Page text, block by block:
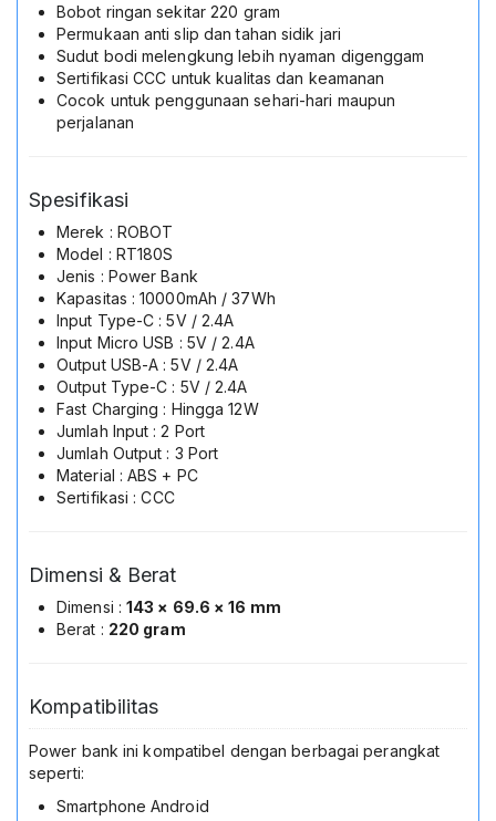
Bobot ringan sekitar 220 gram
Permukaan anti slip dan tahan sidik jari
Sudut bodi melengkung lebih nyaman digenggam
Sertifikasi CCC untuk kualitas dan keamanan
Cocok untuk penggunaan sehari-hari maupun
perjalanan
Spesifikasi
Merek : ROBOT
Model : RT180S
Jenis : Power Bank
Kapasitas : 10000mAh / 37Wh
Input Type-C : 5V / 2.4A
Input Micro USB : 5V / 2.4A
Output USB-A : 5V / 2.4A
Output Type-C : 5V / 2.4A
Fast Charging : Hingga 12W
Jumlah Input : 2 Port
Jumlah Output : 3 Port
Material : ABS + PC
Sertifikasi : CCC
Dimensi & Berat
Dimensi : 143 × 69.6 × 16 mm
Berat : 220 gram
Kompatibilitas
Power bank ini kompatibel dengan berbagai perangkat
seperti:
Smartphone Android